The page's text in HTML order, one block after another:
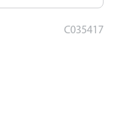
C035417